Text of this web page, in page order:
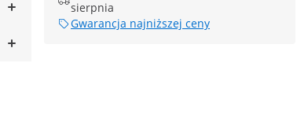
sierpnia
Gwarancja najniższej ceny